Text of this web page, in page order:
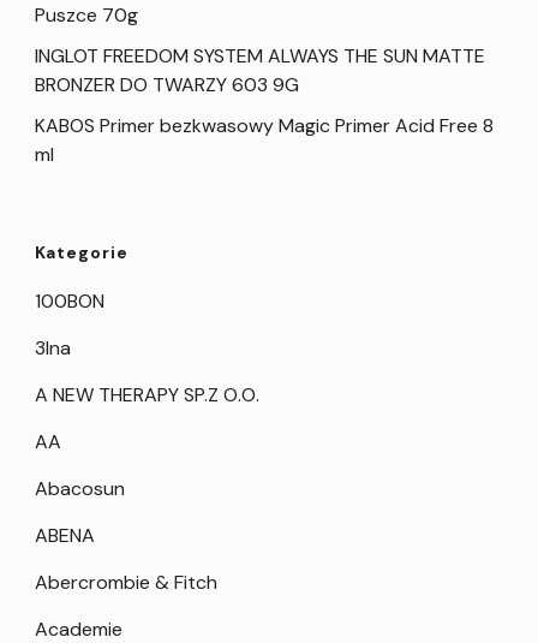
Puszce 70g
INGLOT FREEDOM SYSTEM ALWAYS THE SUN MATTE
BRONZER DO TWARZY 603 9G
KABOS Primer bezkwasowy Magic Primer Acid Free 8
ml
Kategorie
100BON
3Ina
A NEW THERAPY SP.Z O.O.
AA
Abacosun
ABENA
Abercrombie & Fitch
Academie